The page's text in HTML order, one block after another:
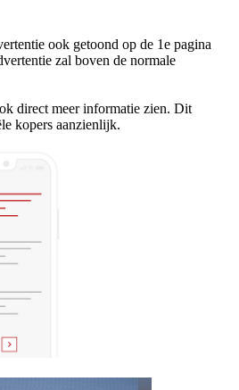
ook getoond op de 1e pagina
zal boven de normale
direct meer informatie zien. Dit
kopers aanzienlijk.